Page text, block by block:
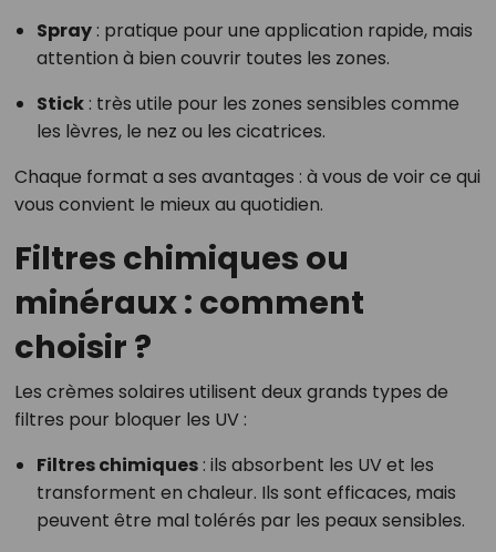
Spray: pratique pour une application rapide, mais
attention à bien couvrir toutes les zones.
Stick: très utile pour les zones sensibles comme
les lèvres, le nez ou les cicatrices.
Chaque format a ses avantages : à vous de voir ce qui
vous convient le mieux au quotidien.
Filtres chimiques ou
minéraux : comment
choisir ?
Les crèmes solaires utilisent deux grands types de
filtres pour bloquer les UV :
Filtres chimiques: ils absorbent les UV et les
transforment en chaleur. Ils sont efficaces, mais
peuvent être mal tolérés par les peaux sensibles.